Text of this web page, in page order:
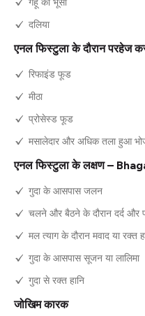
दलिया
एनल फिस्टुला के दौरान परहेज
रिफाइंड फूड
मीठा
प्रोसेस्ड फूड
मसालेदार और अधिक तला हुआ
एनल फिस्टुला के लक्षण –
गुदा के आसपास जलन
चलने और बैठने के दौरान दर्द और
मल त्याग के दौरान मवाद या रक्त
गुदा के आसपास सूजन या लालिमा
गुदा से रक्त हानि
जोखिम कारक